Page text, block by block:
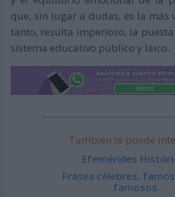
que, sin lugar a dudas, es la más
tanto, resulta imperioso, la
sistema educativo público y laico.
También te puede
Efemérides
Frases célebres,
famosos